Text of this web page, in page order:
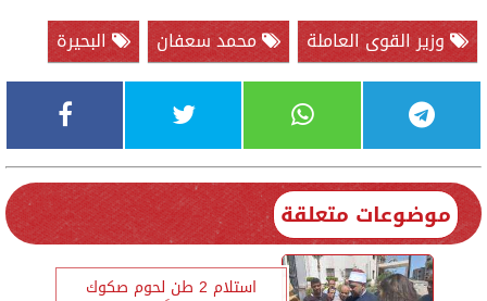
وزير القوى العاملة
محمد سعفان البحيرة
موضوعات متعلقة
استلام 2 طن لحوم صكوك